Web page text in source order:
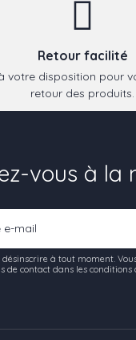
Retour facilité
votre disposition pour
retour des produits.
vous à la
désinscrire à tout moment.
de contact dans les conditions